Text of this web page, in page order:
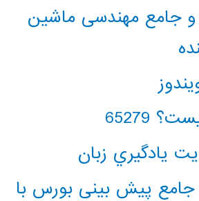
و جامع مهندسی ماشین
65279
يادگيري زبان
پیش بینی بورس با